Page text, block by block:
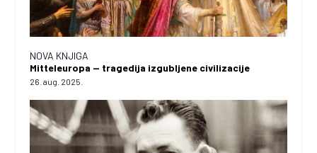
NOVA KNJIGA
Mitteleuropa — tragedija izgubljene civilizacije
26. aug. 2025.